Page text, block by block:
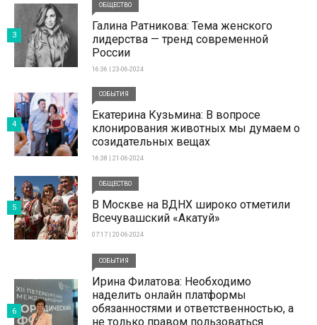
ОБЩЕСТВО
Галина Ратникова: Тема женского
лидерства — тренд современной
России
16:36 | 23-06-2024
3
СОБЫТИЯ
Екатерина Кузьмина: В вопросе
клонирования животных мы думаем о
созидательных вещах
16:38 | 21-06-2024
4
ОБЩЕСТВО
В Москве на ВДНХ широко отметили
Всечувашский «Акатуй»
07:17 | 20-06-2024
5
СОБЫТИЯ
Ирина Филатова: Необходимо
наделить онлайн платформы
обязанностями и ответственностью, а
не только правом пользоваться
6